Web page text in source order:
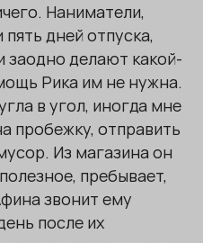
Наниматели,
дней отпуска,
заодно делают какой-
Рика им не нужна.
в угол, иногда мне
пробежку, отправить
Из магазина он
пребывает,
звонит ему
после их